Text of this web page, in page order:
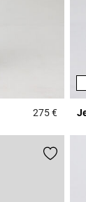
275 €4,3